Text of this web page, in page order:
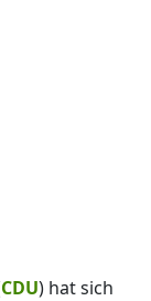
CDU) hat sich